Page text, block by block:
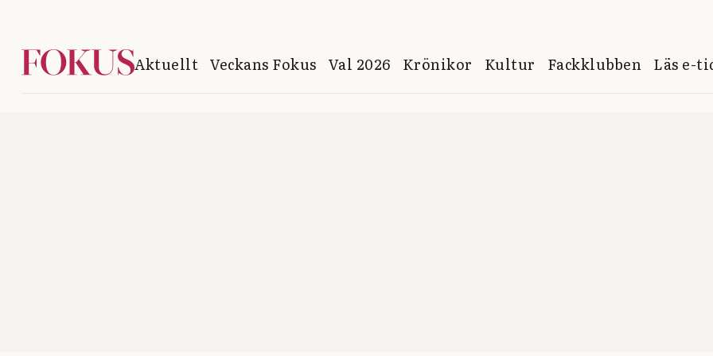
Aktuellt Veckans Fokus Val 2026 Krönikor Kultur Fackklubben Läs e-